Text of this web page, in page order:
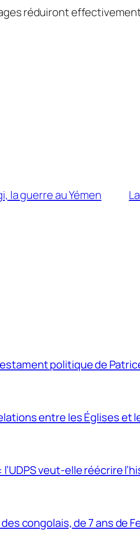
réduiront
la guerre au Yémen
politique de
entre les Églises et
veut-elle réécrire
congolais, de 7 ans de